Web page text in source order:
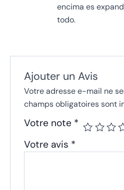
encima es
todo.
Ajouter un Avis
Votre adresse e-mail ne
champs obligatoires sont
Votre note *
Votre avis *